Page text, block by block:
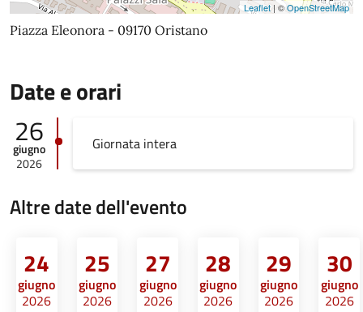
Leaflet | ©OpenStreetMap
Piazza Eleonora - 09170 Oristano
Date e orari
26
giugno
2026
Giornata intera
Altre date dell'evento
24
giugno
2026
25
giugno
2026
27
giugno
2026
28
giugno
2026
29
giugno
2026
30
giugno
2026